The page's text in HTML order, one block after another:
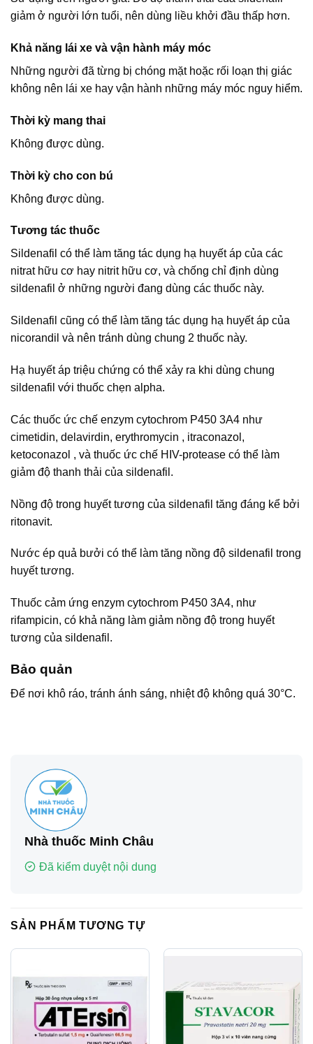
giảm ở người lớn tuổi, nên dùng liều khởi đầu thấp hơn.
Khả năng lái xe và vận hành máy móc
Những người đã từng bị chóng mặt hoặc rối loạn thị giác
không nên lái xe hay vận hành những máy móc nguy hiểm.
Thời kỳ mang thai
Không được dùng.
Thời kỳ cho con bú
Không được dùng.
Tương tác thuốc
Sildenafil có thể làm tăng tác dụng hạ huyết áp của các
nitrat hữu cơ hay nitrit hữu cơ, và chống chỉ định dùng
sildenafil ở những người đang dùng các thuốc này.
Sildenafil cũng có thể làm tăng tác dụng hạ huyết áp của
nicorandil và nên tránh dùng chung 2 thuốc này.
Hạ huyết áp triệu chứng có thể xảy ra khi dùng chung
sildenafil với thuốc chẹn alpha.
Các thuốc ức chế enzym cytochrom P450 3A4 như
cimetidin, delavirdin, erythromycin , itraconazol,
ketoconazol , và thuốc ức chế HIV-protease có thể làm
giảm độ thanh thải của sildenafil.
Nồng độ trong huyết tương của sildenafil tăng đáng kể bởi
ritonavit.
Nước ép quả bưởi có thể làm tăng nồng độ sildenafil trong
huyết tương.
Thuốc cảm ứng enzym cytochrom P450 3A4, như
rifampicin, có khả năng làm giảm nồng độ trong huyết
tương của sildenafil.
Bảo quản
Để nơi khô ráo, tránh ánh sáng, nhiệt độ không quá 30°C.
Nhà thuốc Minh Châu
Đã kiểm duyệt nội dung
SẢN PHẨM TƯƠNG TỰ